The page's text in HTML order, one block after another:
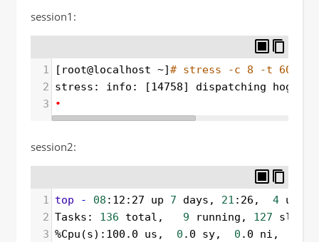
session1:
1 [root@localhost ~]# stress -c 8 -t 600
2 stress: info: [14758] dispatching hogs:
3
•
session2:
1 top - 08 :12:27 up 7 days, 21 :26, 4
2 Tasks: 136 total, 9 running, 127
3 %Cpu(s):100.0 us, 0 .0 sy, 0 .0 ni,